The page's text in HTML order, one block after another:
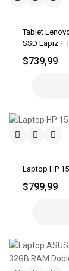
Tablet
SSD Lápiz +
$739,99
Laptop HP
$799,99